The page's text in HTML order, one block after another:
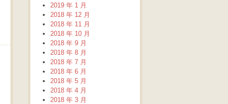
2019 年 1 月
2018 年 12 月
2018 年 11 月
2018 年 10 月
2018 年 9 月
2018 年 8 月
2018 年 7 月
2018 年 6 月
2018 年 5 月
2018 年 4 月
2018 年 3 月